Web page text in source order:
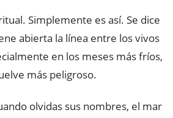
Simplemente es así. Se dice
abierta la línea entre los vivos
en los meses más fríos,
más peligroso.
olvidas sus nombres, el mar